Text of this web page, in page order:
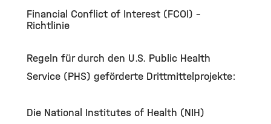
Financial Conflict of Interest (FCOI) -
Richtlinie
Regeln für durch den U.S. Public Health
Service (PHS) geförderte Drittmittelprojekte:
Die National Institutes of Health (NIH)